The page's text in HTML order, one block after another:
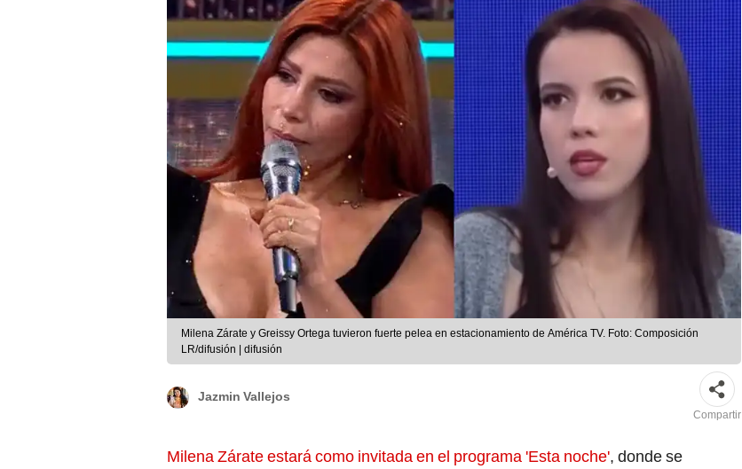
Milena Zárate y Greissy Ortega tuvieron fuerte pelea en estacionamiento de América TV. Foto: Composición
LR/difusión | difusión
Jazmin Vallejos
Compartir
Milena Zárate estará como invitada en el programa 'Esta noche', donde se